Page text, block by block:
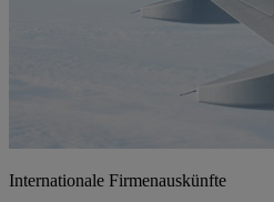
Internationale Firmenauskünfte